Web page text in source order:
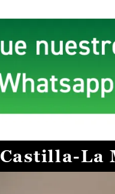
Castilla-La